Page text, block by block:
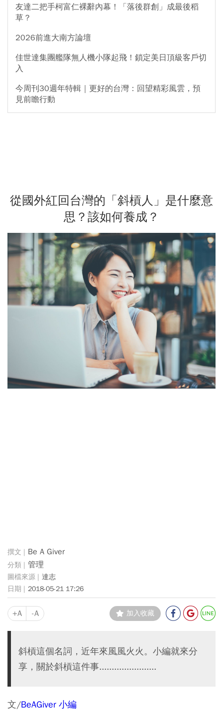
友達二把手柯富仁裸辭內幕！「落後群創」成最後稻
草？
2026前進大南方論壇
佳世達集團艦隊無人機小隊起飛！鎖定美日頂級客戶切
入
今周刊30週年特輯｜更好的台灣：回望精彩風雲，預
見前瞻行動
從國外紅回台灣的「斜槓人」是什麼意
思？該如何養成？
Be A Giver
管理
達志
2018-05-21 17:26
+A -A 加入收藏
斜槓這個名詞，近年來風風火火。小編就來分
享，關於斜槓這件事.......................
文/BeAGiver 小編